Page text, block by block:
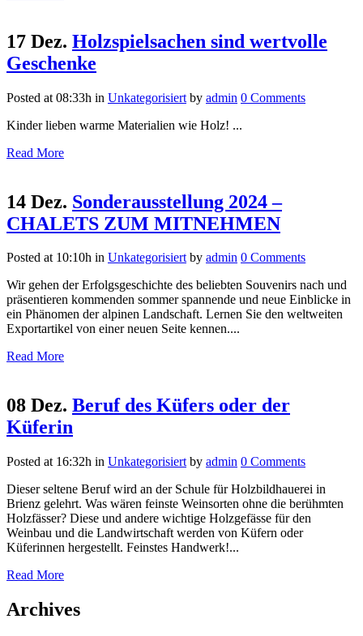
17 Dez. Holzspielsachen sind wertvolle
Geschenke
Posted at 08:33h in Unkategorisiert by admin 0 Comments
Kinder lieben warme Materialien wie Holz! ...
Read More
14 Dez. Sonderausstellung 2024 –
CHALETS ZUM MITNEHMEN
Posted at 10:10h in Unkategorisiert by admin 0 Comments
Wir gehen der Erfolgsgeschichte des beliebten Souvenirs nach und
präsentieren kommenden sommer spannende und neue Einblicke in
ein Phänomen der alpinen Landschaft. Lernen Sie den weltweiten
Exportartikel von einer neuen Seite kennen....
Read More
08 Dez. Beruf des Küfers oder der
Küferin
Posted at 16:32h in Unkategorisiert by admin 0 Comments
Dieser seltene Beruf wird an der Schule für Holzbildhauerei in
Brienz gelehrt. Was wären feinste Weinsorten ohne die berühmten
Holzfässer? Diese und andere wichtige Holzgefässe für den
Weinbau und die Landwirtschaft werden von Küfern oder
Küferinnen hergestellt. Feinstes Handwerk!...
Read More
Archives